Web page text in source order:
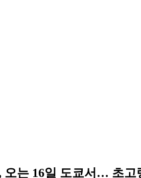
오는 16일 도쿄서… 초고